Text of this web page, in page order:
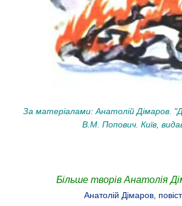
За матеріалами: Анатолій Дімаров.
В.М. Попович. Київ,
Більше творів Анатолія
Анатолій Дімаров,